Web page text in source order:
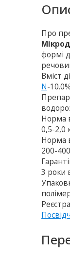
Про
формі
Вміст
N-
Норма
0,5-2,0
Норма
200-
3 роки